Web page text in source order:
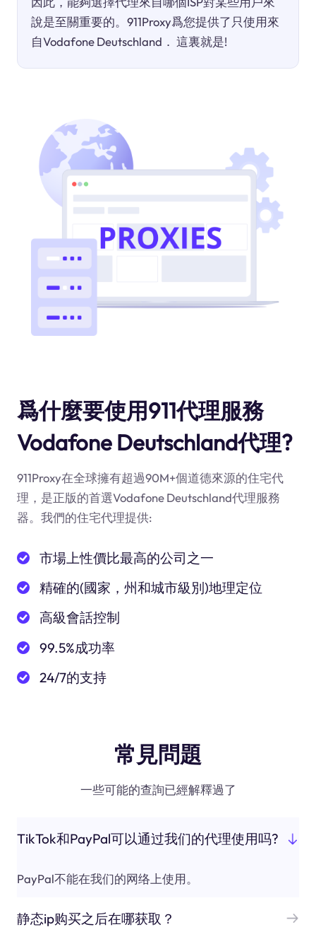
說是至關重要的。911Proxy爲您提供了只使用來
自Vodafone Deutschland． 這裏就是!
爲什麼要使用911代理服務
Vodafone Deutschland代理?
911Proxy在全球擁有超過90M+個道德來源的住宅代
理，是正版的首選Vodafone Deutschland代理服務
器。我們的住宅代理提供:
市場上性價比最高的公司之一
精確的(國家，州和城市級別)地理定位
高級會話控制
99.5%成功率
24/7的支持
常見問題
一些可能的查詢已經解釋過了
TikTok和PayPal可以通过我们的代理使用吗?
PayPal不能在我们的网络上使用。
静态ip购买之后在哪获取？